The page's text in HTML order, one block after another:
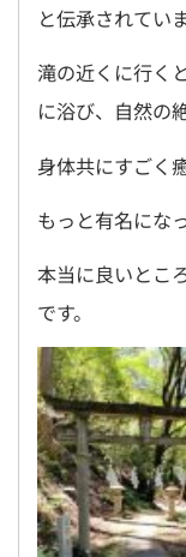
と伝承されてい
滝の近くに行く
に浴び、自然の
身体共にすごく
もっと有名にな
本当に良いとこ
です。